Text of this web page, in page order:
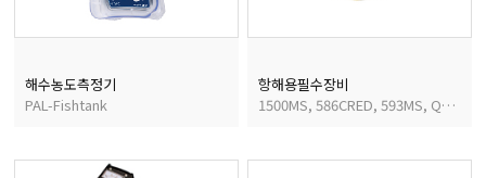
해수농도측정기
PAL-Fishtank
항해용필수장비
1500MS, 586CRED, 593MS, QM-11